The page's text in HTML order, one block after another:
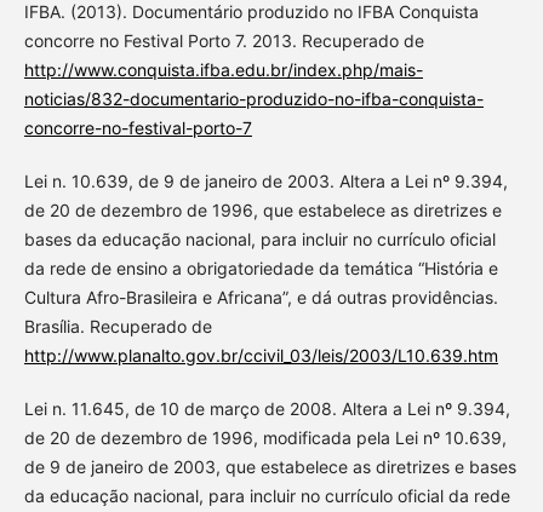
IFBA. (2013). Documentário produzido no IFBA Conquista
concorre no Festival Porto 7. 2013. Recuperado de
http://www.conquista.ifba.edu.br/index.php/mais-
noticias/832-documentario-produzido-no-ifba-conquista-
concorre-no-festival-porto-7
Lei n. 10.639, de 9 de janeiro de 2003. Altera a Lei nº 9.394,
de 20 de dezembro de 1996, que estabelece as diretrizes e
bases da educação nacional, para incluir no currículo oficial
da rede de ensino a obrigatoriedade da temática “História e
Cultura Afro-Brasileira e Africana”, e dá outras providências.
Brasília. Recuperado de
http://www.planalto.gov.br/ccivil_03/leis/2003/L10.639.htm
Lei n. 11.645, de 10 de março de 2008. Altera a Lei nº 9.394,
de 20 de dezembro de 1996, modificada pela Lei nº 10.639,
de 9 de janeiro de 2003, que estabelece as diretrizes e bases
da educação nacional, para incluir no currículo oficial da rede